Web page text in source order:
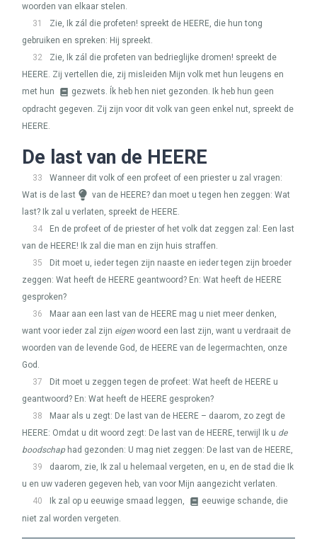
woorden van elkaar stelen.
31
Zie, Ik zál die profeten! spreekt de HEERE, die hun tong
gebruiken en spreken: Hij spreekt.
32
Zie, Ik zál die profeten van bedrieglijke dromen! spreekt de
HEERE. Zij vertellen die, zij misleiden Mijn volk met hun leugens en
met hun
gezwets. Ík heb hen niet gezonden. Ik heb hun geen
opdracht gegeven. Zij zijn voor dit volk van geen enkel nut, spreekt de
HEERE.
De last van de HEERE
33
Wanneer dit volk of een profeet of een priester u zal vragen:
Wat is de last
van de HEERE? dan moet u tegen hen zeggen: Wat
last? Ik zal u verlaten, spreekt de HEERE.
34
En de profeet of de priester of het volk dat zeggen zal: Een last
van de HEERE! Ik zal die man en zijn huis straffen.
35
Dit moet u, ieder tegen zijn naaste en ieder tegen zijn broeder
zeggen: Wat heeft de HEERE geantwoord? En: Wat heeft de HEERE
gesproken?
36
Maar aan een last van de HEERE mag u niet meer denken,
want voor ieder zal zijn eigen woord een last zijn, want u verdraait de
woorden van de levende God, de HEERE van de legermachten, onze
God.
37
Dit moet u zeggen tegen de profeet: Wat heeft de HEERE u
geantwoord? En: Wat heeft de HEERE gesproken?
38
Maar als u zegt: De last van de HEERE – daarom, zo zegt de
HEERE: Omdat u dit woord zegt: De last van de HEERE, terwijl Ik u de
boodschap had gezonden: U mag niet zeggen: De last van de HEERE,
39
daarom, zie, Ik zal u helemaal vergeten, en u, en de stad die Ik
u en uw vaderen gegeven heb, van voor Mijn aangezicht verlaten.
40
Ik zal op u eeuwige smaad leggen,
eeuwige schande, die
niet zal worden vergeten.